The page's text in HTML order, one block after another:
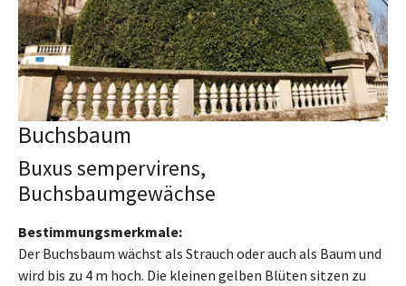
Buchsbaum
Buxus sempervirens,
Buchsbaumgewächse
Bestimmungsmerkmale:
Der Buchsbaum wächst als Strauch oder auch als Baum und
wird bis zu 4 m hoch. Die kleinen gelben Blüten sitzen zu